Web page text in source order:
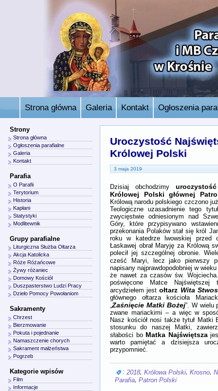
Strona główna Galeria Kontakt Ogłoszenia
Uroczystość
Królowej Polski
3 maja 2019
Dzisiaj obchodzimy
Królowej Polski głównej
Królową narodu polskiego czczono
Teologiczne uzasadnienie tego
zwycięstwie odniesionym nad
Góry, które przypisywano
przekonania Polaków stał się król
roku w katedrze lwowskiej przed
Łaskawej obrał Maryję za Królową
polecił jej szczególnej obronie.
cześć Maryi, lecz jako pierwszy
napisany najprawdopodobniej w
że nawet za czasów św.
poświęcone Matce
arcydziełem jestołtarz Wita
głównego ołtarza kościoła
Zaśnięcie Matki Bożej”. W wielu
zwane mariackimi – a więc w
Nasz kościół nosi także tytuł
stosunku do naszej Matki,
słabości bo Matka Najświętsza
warto pamiętać a dzisiejsza
przypomnieć.
: 2018 Królowa Polski Krosno
Parafia Patron Polski
Strony
Strona główna
Ogłoszenia parafialne
Galeria
Kontakt
Parafia
O Parafii
Terytorium
Historia
Kapłani
Statystyki
Modlitewnik
Grupy parafialne
Liturgiczna Służba Ołtarza
Akcja Katolicka
Róże Różańcowe
Żywy różaniec
Domowy Kościół
Duszpasterstwo Ludzi Pracy
Dzieło Pomocy Powołaniom
Sakramenty
Chrzest
Bierzmowanie
Pokuta i pojednanie
Namaszczenie chorych
Sakrament małżeństwa
Pogrzeb
Kategorie wpisów
Film
Informacje